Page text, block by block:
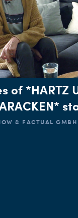
of *HARTZ
& FACTUAL GMBH